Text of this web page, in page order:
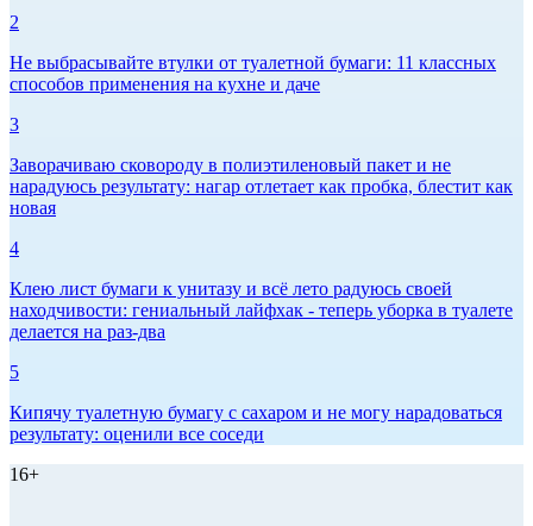
2
Не выбрасывайте втулки от туалетной бумаги: 11 классных
способов применения на кухне и даче
3
Заворачиваю сковороду в полиэтиленовый пакет и не
нарадуюсь результату: нагар отлетает как пробка, блестит как
новая
4
Клею лист бумаги к унитазу и всё лето радуюсь своей
находчивости: гениальный лайфхак - теперь уборка в туалете
делается на раз-два
5
Кипячу туалетную бумагу с сахаром и не могу нарадоваться
результату: оценили все соседи
16+